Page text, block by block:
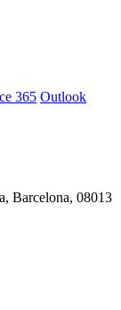
365 Outlook
Barcelona, 08013